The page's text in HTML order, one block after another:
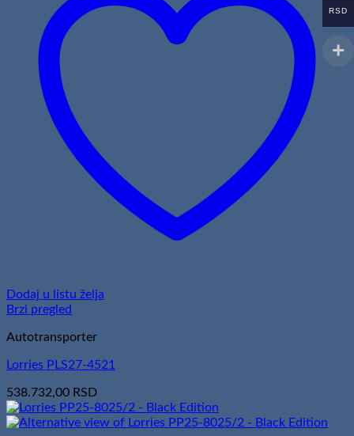
Dodaj u listu želja
Brzi pregled
Autotransporter
Lorries PLS27-4521
538.732,00 RSD
RSD